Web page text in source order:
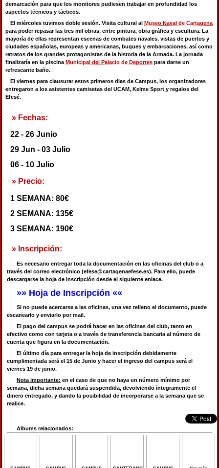
demarcación para que los monitores pudiesen trabajar en profundidad los
aspectos técnicos y tácticos.
El miércoles tuvimos doble sesión. Visita cultural al Museo Naval de Cartagena
para poder repasar las tres mil obras, entre pintura, obra gráﬁca y escultura. La
mayoría de ellas representan escenas de combates navales, vistas de puertos y
ciudades españolas, europeas y americanas, buques y embarcaciones, así como
retratos de los grandes protagonistas de la historia de la Armada. La jornada
finalizaría en la piscina Municipal del Palacio de Deportes para darse un
refrescante baño.
El viernes para clausurar estos primeros dias de Campus, los organizadores
entregaron a los asistentes camisetas del UCAM, Kelme Sport y regalos del
Efesé.
» Fechas:
22 - 26 Junio
29 Jun - 03 Julio
06 - 10 Julio
» Precio:
1 SEMANA: 80€
2 SEMANA: 135€
3 SEMANA: 190€
» Inscripción:
Es necesario entregar toda la documentación en las oficinas del club o a
través del correo electrónico (efese@cartagenaefese.es). Para ello, puede
descargarse la hoja de inscripción desde el siguiente enlace.
»» Hoja de Inscripción ««
Si no puede acercarse a las oficinas, una vez relleno el documento, puede
escanearlo y enviarlo por mail.
El pago del campus se podrá hacer en las oficinas del club, tanto en
efectivo como con tarjeta o a través de transferencia bancaria al número de
cuenta que figura en la documentación.
El último día para entregar la hoja de inscripción debidamente
cumplimentada será el 15 de Junio y hacer el ingreso del campus será el
viernes 19 de junio.
Nota importante: en el caso de que no haya un número mínimo por
semana, dicha semana quedará suspendida, devolviendo íntegramente el
dinero entregado, y dando la posibilidad de incorporarse a la semana que se
realice.
Albums relacionados: